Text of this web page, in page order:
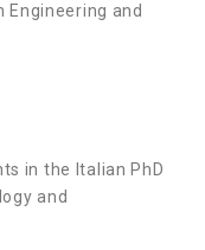
Engineering and
in the Italian PhD
and